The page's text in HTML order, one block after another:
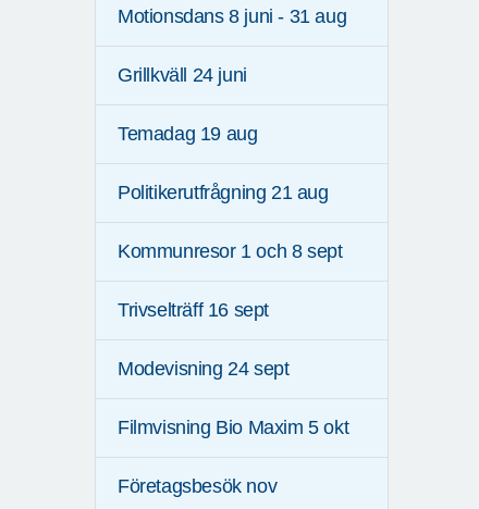
Motionsdans 8 juni - 31 aug
Grillkväll 24 juni
Temadag 19 aug
Politikerutfrågning 21 aug
Kommunresor 1 och 8 sept
Trivselträff 16 sept
Modevisning 24 sept
Filmvisning Bio Maxim 5 okt
Företagsbesök nov